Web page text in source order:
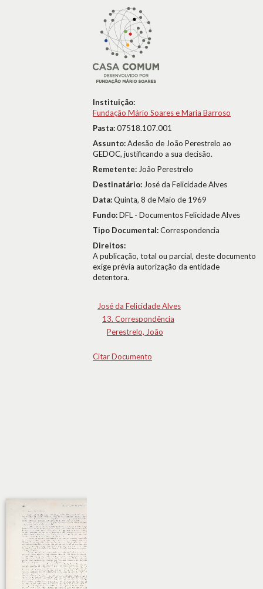
Instituição:
Fundação Mário Soares e Maria Barroso
Pasta:07518.107.001
Assunto:Adesão de João Perestrelo ao
GEDOC, justificando a sua decisão.
Remetente: João Perestrelo
Destinatário: José da Felicidade Alves
Data:Quinta, 8 de Maio de 1969
Fundo:DFL - Documentos Felicidade Alves
Tipo Documental:Correspondencia
Direitos:
A publicação, total ou parcial, deste documento
exige prévia autorização da entidade
detentora.
José da Felicidade Alves
13. Correspondência
Perestrelo, João
Citar Documento